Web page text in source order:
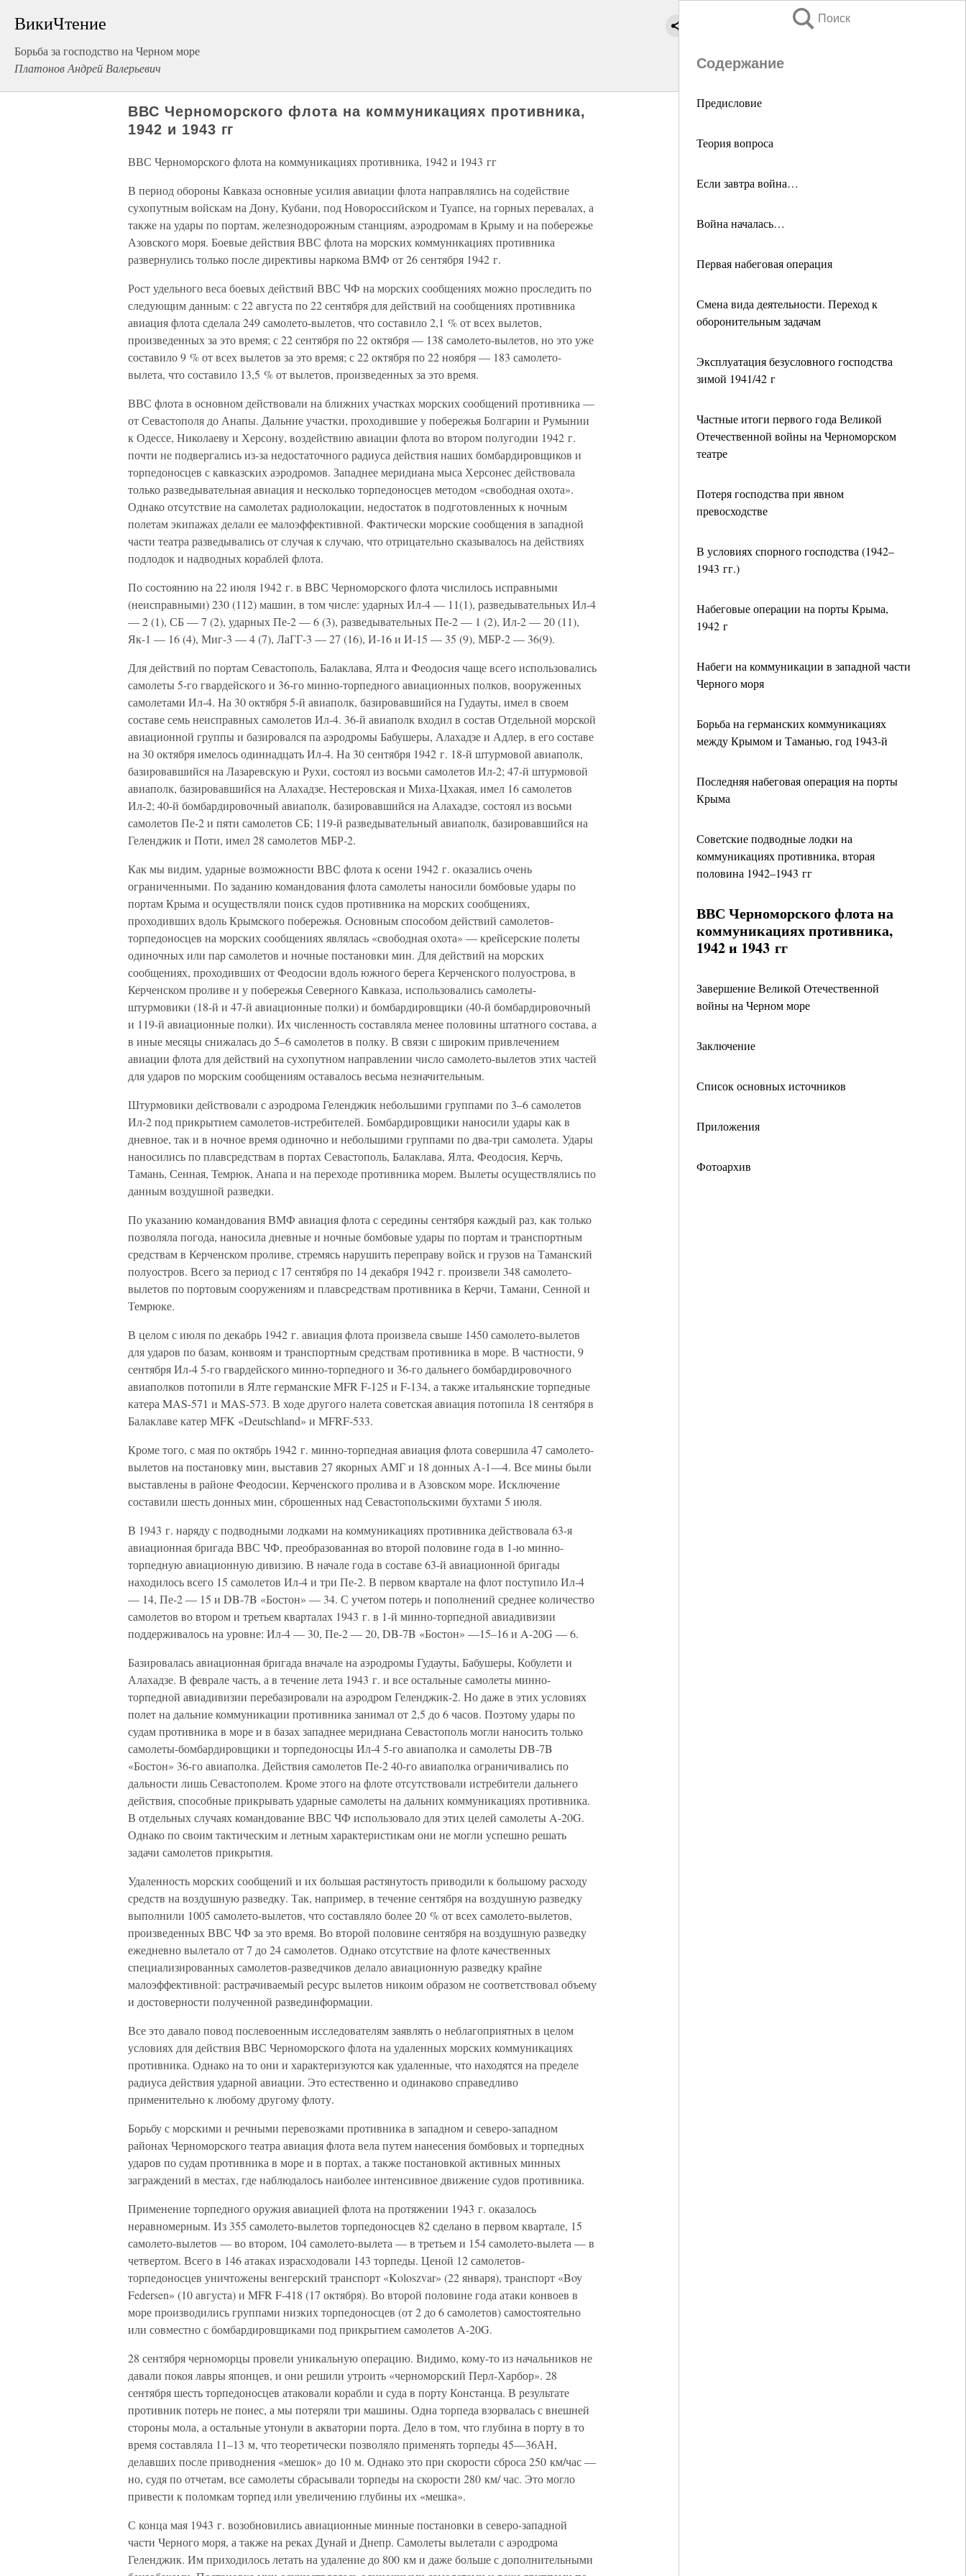
ВикиЧтение
Борьба за господство на Черном море
Платонов Андрей Валерьевич
Поиск
Содержание
Предисловие
Теория вопроса
Если завтра война…
Война началась…
Первая набеговая операция
Смена вида деятельности. Переход к
оборонительным задачам
Эксплуатация безусловного господства
зимой 1941/42 г
Частные итоги первого года Великой
Отечественной войны на Черноморском
театре
Потеря господства при явном
превосходстве
В условиях спорного господства (1942–
1943 гг.)
Набеговые операции на порты Крыма,
1942 г
Набеги на коммуникации в западной части
Черного моря
Борьба на германских коммуникациях
между Крымом и Таманью, год 1943-й
Последняя набеговая операция на порты
Крыма
Советские подводные лодки на
коммуникациях противника, вторая
половина 1942–1943 гг
ВВС Черноморского флота на
коммуникациях противника,
1942 и 1943 гг
Завершение Великой Отечественной
войны на Черном море
Заключение
Список основных источников
Приложения
Фотоархив
ВВС Черноморского флота на коммуникациях противника,
1942 и 1943 гг
ВВС Черноморского флота на коммуникациях противника, 1942 и 1943 гг
В период обороны Кавказа основные усилия авиации флота направлялись на содействие
сухопутным войскам на Дону, Кубани, под Новороссийском и Туапсе, на горных перевалах, а
также на удары по портам, железнодорожным станциям, аэродромам в Крыму и на побережье
Азовского моря. Боевые действия ВВС флота на морских коммуникациях противника
развернулись только после директивы наркома ВМФ от 26 сентября 1942 г.
Рост удельного веса боевых действий ВВС ЧФ на морских сообщениях можно проследить по
следующим данным: с 22 августа по 22 сентября для действий на сообщениях противника
авиация флота сделала 249 самолето-вылетов, что составило 2,1 % от всех вылетов,
произведенных за это время; с 22 сентября по 22 октября — 138 самолето-вылетов, но это уже
составило 9 % от всех вылетов за это время; с 22 октября по 22 ноября — 183 самолето-
вылета, что составило 13,5 % от вылетов, произведенных за это время.
ВВС флота в основном действовали на ближних участках морских сообщений противника —
от Севастополя до Анапы. Дальние участки, проходившие у побережья Болгарии и Румынии
к Одессе, Николаеву и Херсону, воздействию авиации флота во втором полугодии 1942 г.
почти не подвергались из-за недостаточного радиуса действия наших бомбардировщиков и
торпедоносцев с кавказских аэродромов. Западнее меридиана мыса Херсонес действовала
только разведывательная авиация и несколько торпедоносцев методом «свободная охота».
Однако отсутствие на самолетах радиолокации, недостаток в подготовленных к ночным
полетам экипажах делали ее малоэффективной. Фактически морские сообщения в западной
части театра разведывались от случая к случаю, что отрицательно сказывалось на действиях
подлодок и надводных кораблей флота.
По состоянию на 22 июля 1942 г. в ВВС Черноморского флота числилось исправными
(неисправными) 230 (112) машин, в том числе: ударных Ил-4 — 11(1), разведывательных Ил-4
— 2 (1), СБ — 7 (2), ударных Пе-2 — 6 (3), разведывательных Пе-2 — 1 (2), Ил-2 — 20 (11),
Як-1 — 16 (4), Миг-3 — 4 (7), ЛаГГ-3 — 27 (16), И-16 и И-15 — 35 (9), МБР-2 — 36(9).
Для действий по портам Севастополь, Балаклава, Ялта и Феодосия чаще всего использовались
самолеты 5-го гвардейского и 36-го минно-торпедного авиационных полков, вооруженных
самолетами Ил-4. На 30 октября 5-й авиаполк, базировавшийся на Гудауты, имел в своем
составе семь неисправных самолетов Ил-4. 36-й авиаполк входил в состав Отдельной морской
авиационной группы и базировался па аэродромы Бабушеры, Алахадзе и Адлер, в его составе
на 30 октября имелось одиннадцать Ил-4. На 30 сентября 1942 г. 18-й штурмовой авиаполк,
базировавшийся на Лазаревскую и Рухи, состоял из восьми самолетов Ил-2; 47-й штурмовой
авиаполк, базировавшийся на Алахадзе, Нестеровская и Миха-Цхакая, имел 16 самолетов
Ил-2; 40-й бомбардировочный авиаполк, базировавшийся на Алахадзе, состоял из восьми
самолетов Пе-2 и пяти самолетов СБ; 119-й разведывательный авиаполк, базировавшийся на
Геленджик и Поти, имел 28 самолетов МБР-2.
Как мы видим, ударные возможности ВВС флота к осени 1942 г. оказались очень
ограниченными. По заданию командования флота самолеты наносили бомбовые удары по
портам Крыма и осуществляли поиск судов противника на морских сообщениях,
проходивших вдоль Крымского побережья. Основным способом действий самолетов-
торпедоносцев на морских сообщениях являлась «свободная охота» — крейсерские полеты
одиночных или пар самолетов и ночные постановки мин. Для действий на морских
сообщениях, проходивших от Феодосии вдоль южного берега Керченского полуострова, в
Керченском проливе и у побережья Северного Кавказа, использовались самолеты-
штурмовики (18-й и 47-й авиационные полки) и бомбардировщики (40-й бомбардировочный
и 119-й авиационные полки). Их численность составляла менее половины штатного состава, а
в иные месяцы снижалась до 5–6 самолетов в полку. В связи с широким привлечением
авиации флота для действий на сухопутном направлении число самолето-вылетов этих частей
для ударов по морским сообщениям оставалось весьма незначительным.
Штурмовики действовали с аэродрома Геленджик небольшими группами по 3–6 самолетов
Ил-2 под прикрытием самолетов-истребителей. Бомбардировщики наносили удары как в
дневное, так и в ночное время одиночно и небольшими группами по два-три самолета. Удары
наносились по плавсредствам в портах Севастополь, Балаклава, Ялта, Феодосия, Керчь,
Тамань, Сенная, Темрюк, Анапа и на переходе противника морем. Вылеты осуществлялись по
данным воздушной разведки.
По указанию командования ВМФ авиация флота с середины сентября каждый раз, как только
позволяла погода, наносила дневные и ночные бомбовые удары по портам и транспортным
средствам в Керченском проливе, стремясь нарушить переправу войск и грузов на Таманский
полуостров. Всего за период с 17 сентября по 14 декабря 1942 г. произвели 348 самолето-
вылетов по портовым сооружениям и плавсредствам противника в Керчи, Тамани, Сенной и
Темрюке.
В целом с июля по декабрь 1942 г. авиация флота произвела свыше 1450 самолето-вылетов
для ударов по базам, конвоям и транспортным средствам противника в море. В частности, 9
сентября Ил-4 5-го гвардейского минно-торпедного и 36-го дальнего бомбардировочного
авиаполков потопили в Ялте германские MFR F-125 и F-134, а также итальянские торпедные
катера MAS-571 и MAS-573. В ходе другого налета советская авиация потопила 18 сентября в
Балаклаве катер MFK «Deutschland» и MFRF-533.
Кроме того, с мая по октябрь 1942 г. минно-торпедная авиация флота совершила 47 самолето-
вылетов на постановку мин, выставив 27 якорных АМГ и 18 донных А-1—4. Все мины были
выставлены в районе Феодосии, Керченского пролива и в Азовском море. Исключение
составили шесть донных мин, сброшенных над Севастопольскими бухтами 5 июля.
В 1943 г. наряду с подводными лодками на коммуникациях противника действовала 63-я
авиационная бригада ВВС ЧФ, преобразованная во второй половине года в 1-ю минно-
торпедную авиационную дивизию. В начале года в составе 63-й авиационной бригады
находилось всего 15 самолетов Ил-4 и три Пе-2. В первом квартале на флот поступило Ил-4
— 14, Пе-2 — 15 и DB-7B «Бостон» — 34. С учетом потерь и пополнений среднее количество
самолетов во втором и третьем кварталах 1943 г. в 1-й минно-торпедной авиадивизии
поддерживалось на уровне: Ил-4 — 30, Пе-2 — 20, DB-7B «Бостон» —15–16 и A-20G — 6.
Базировалась авиационная бригада вначале на аэродромы Гудауты, Бабушеры, Кобулети и
Алахадзе. В феврале часть, а в течение лета 1943 г. и все остальные самолеты минно-
торпедной авиадивизии перебазировали на аэродром Геленджик-2. Но даже в этих условиях
полет на дальние коммуникации противника занимал от 2,5 до 6 часов. Поэтому удары по
судам противника в море и в базах западнее меридиана Севастополь могли наносить только
самолеты-бомбардировщики и торпедоносцы Ил-4 5-го авиаполка и самолеты DB-7B
«Бостон» 36-го авиаполка. Действия самолетов Пе-2 40-го авиаполка ограничивались по
дальности лишь Севастополем. Кроме этого на флоте отсутствовали истребители дальнего
действия, способные прикрывать ударные самолеты на дальних коммуникациях противника.
В отдельных случаях командование ВВС ЧФ использовало для этих целей самолеты A-20G.
Однако по своим тактическим и летным характеристикам они не могли успешно решать
задачи самолетов прикрытия.
Удаленность морских сообщений и их большая растянутость приводили к большому расходу
средств на воздушную разведку. Так, например, в течение сентября на воздушную разведку
выполнили 1005 самолето-вылетов, что составляло более 20 % от всех самолето-вылетов,
произведенных ВВС ЧФ за это время. Во второй половине сентября на воздушную разведку
ежедневно вылетало от 7 до 24 самолетов. Однако отсутствие на флоте качественных
специализированных самолетов-разведчиков делало авиационную разведку крайне
малоэффективной: растрачиваемый ресурс вылетов никоим образом не соответствовал объему
и достоверности полученной развединформации.
Все это давало повод послевоенным исследователям заявлять о неблагоприятных в целом
условиях для действия ВВС Черноморского флота на удаленных морских коммуникациях
противника. Однако на то они и характеризуются как удаленные, что находятся на пределе
радиуса действия ударной авиации. Это естественно и одинаково справедливо
применительно к любому другому флоту.
Борьбу с морскими и речными перевозками противника в западном и северо-западном
районах Черноморского театра авиация флота вела путем нанесения бомбовых и торпедных
ударов по судам противника в море и в портах, а также постановкой активных минных
заграждений в местах, где наблюдалось наиболее интенсивное движение судов противника.
Применение торпедного оружия авиацией флота на протяжении 1943 г. оказалось
неравномерным. Из 355 самолето-вылетов торпедоносцев 82 сделано в первом квартале, 15
самолето-вылетов — во втором, 104 самолето-вылета — в третьем и 154 самолето-вылета — в
четвертом. Всего в 146 атаках израсходовали 143 торпеды. Ценой 12 самолетов-
торпедоносцев уничтожены венгерский транспорт «Koloszvar» (22 января), транспорт «Boy
Federsen» (10 августа) и MFR F-418 (17 октября). Во второй половине года атаки конвоев в
море производились группами низких торпедоносцев (от 2 до 6 самолетов) самостоятельно
или совместно с бомбардировщиками под прикрытием самолетов A-20G.
28 сентября черноморцы провели уникальную операцию. Видимо, кому-то из начальников не
давали покоя лавры японцев, и они решили утроить «черноморский Перл-Харбор». 28
сентября шесть торпедоносцев атаковали корабли и суда в порту Констанца. В результате
противник потерь не понес, а мы потеряли три машины. Одна торпеда взорвалась с внешней
стороны мола, а остальные утонули в акватории порта. Дело в том, что глубина в порту в то
время составляла 11–13 м, что теоретически позволяло применять торпеды 45—36АН,
делавших после приводнения «мешок» до 10 м. Однако это при скорости сброса 250 км/час —
но, судя по отчетам, все самолеты сбрасывали торпеды на скорости 280 км/ час. Это могло
привести к поломкам торпед или увеличению глубины их «мешка».
С конца мая 1943 г. возобновились авиационные минные постановки в северо-западной
части Черного моря, а также на реках Дунай и Днепр. Самолеты вылетали с аэродрома
Геленджик. Им приходилось летать на удаление до 800 км и даже больше с дополнительными